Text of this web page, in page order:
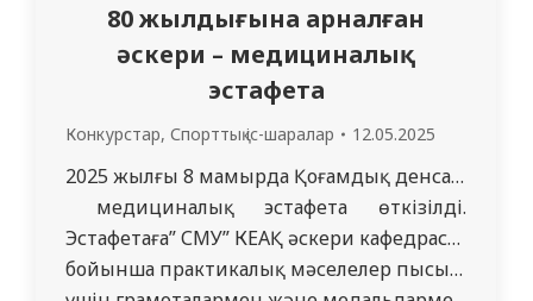
80 жылдығына арналған
әскери – медициналық
эстафета
Конкурстар, Спорттық іс-шаралар 12.05.2025
2025 жылғы 8 мамырда Қоғамдық денсаулық
медициналық эстафета өткізілді.
Эстафетаға” СМУ” КЕАҚ әскери кафедрасында
бойынша практикалық мәселелер пысықталды.